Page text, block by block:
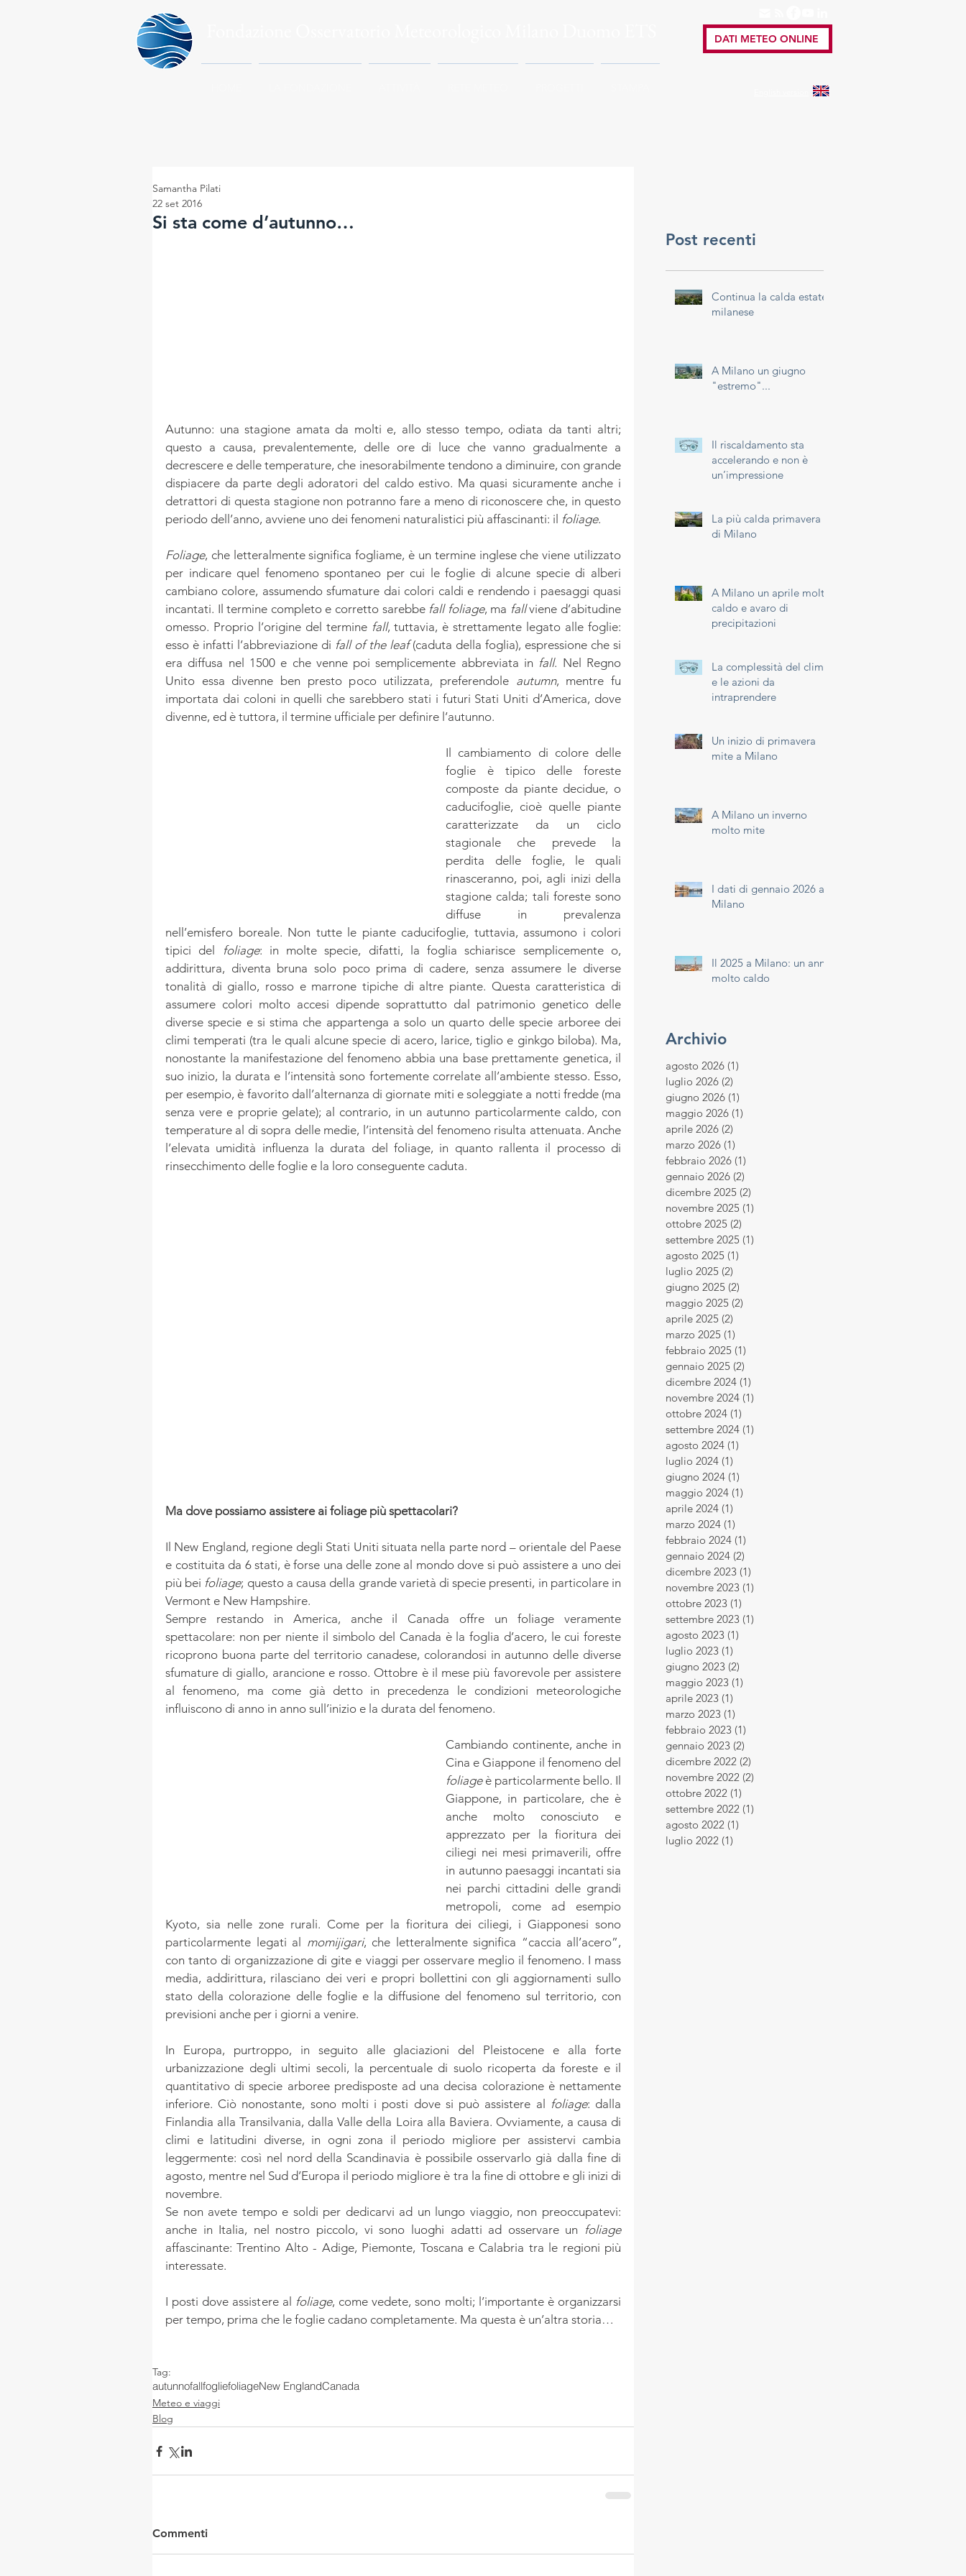
DATI METEO ONLINE
Si sta come d’autunno…
Samantha Pilati
22 set 2016
Autunno: una stagione amata da molti e, allo stesso tempo, odiata da tanti altri;
questo a causa, prevalentemente, delle ore di luce che vanno gradualmente a
decrescere e delle temperature, che inesorabilmente tendono a diminuire, con grande
dispiacere da parte degli adoratori del caldo estivo. Ma quasi sicuramente anche i
detrattori di questa stagione non potranno fare a meno di riconoscere che, in questo
periodo dell’anno, avviene uno dei fenomeni naturalistici più affascinanti: il foliage.
Foliage, che letteralmente significa fogliame, è un termine inglese che viene utilizzato
per indicare quel fenomeno spontaneo per cui le foglie di alcune specie di alberi
cambiano colore, assumendo sfumature dai colori caldi e rendendo i paesaggi quasi
incantati. Il termine completo e corretto sarebbe fall foliage, ma fall viene d’abitudine
omesso. Proprio l’origine del termine fall, tuttavia, è strettamente legato alle foglie:
esso è infatti l’abbreviazione di fall of the leaf (caduta della foglia), espressione che si
era diffusa nel 1500 e che venne poi semplicemente abbreviata in fall. Nel Regno
Unito essa divenne ben presto poco utilizzata, preferendole autumn, mentre fu
importata dai coloni in quelli che sarebbero stati i futuri Stati Uniti d’America, dove
divenne, ed è tuttora, il termine ufficiale per definire l’autunno.
Il cambiamento di colore delle
foglie è tipico delle foreste
composte da piante decidue, o
caducifoglie, cioè quelle piante
caratterizzate da un ciclo
stagionale che prevede la
perdita delle foglie, le quali
rinasceranno, poi, agli inizi della
stagione calda; tali foreste sono
diffuse in prevalenza
nell’emisfero boreale. Non tutte le piante caducifoglie, tuttavia, assumono i colori
tipici del
foliage: in molte specie, difatti, la foglia schiarisce semplicemente o,
addirittura, diventa bruna solo poco prima di cadere, senza assumere le diverse
tonalità di giallo, rosso e marrone tipiche di altre piante. Questa caratteristica di
assumere colori molto accesi dipende soprattutto dal patrimonio genetico delle
diverse specie e si stima che appartenga a solo un quarto delle specie arboree dei
climi temperati (tra le quali alcune specie di acero, larice, tiglio e ginkgo biloba). Ma,
nonostante la manifestazione del fenomeno abbia una base prettamente genetica, il
suo inizio, la durata e l’intensità sono fortemente correlate all’ambiente stesso. Esso,
per esempio, è favorito dall’alternanza di giornate miti e soleggiate a notti fredde (ma
senza vere e proprie gelate); al contrario, in un autunno particolarmente caldo, con
temperature al di sopra delle medie, l’intensità del fenomeno risulta attenuata. Anche
l’elevata umidità influenza la durata del foliage, in quanto rallenta il processo di
rinsecchimento delle foglie e la loro conseguente caduta.
Ma dove possiamo assistere ai foliage più spettacolari?
Il New England, regione degli Stati Uniti situata nella parte nord – orientale del Paese
e costituita da 6 stati, è forse una delle zone al mondo dove si può assistere a uno dei
più bei foliage; questo a causa della grande varietà di specie presenti, in particolare in
Vermont e New Hampshire.
Sempre restando in America, anche il Canada offre un foliage veramente
spettacolare: non per niente il simbolo del Canada è la foglia d’acero, le cui foreste
ricoprono buona parte del territorio canadese, colorandosi in autunno delle diverse
sfumature di giallo, arancione e rosso. Ottobre è il mese più favorevole per assistere
al fenomeno, ma come già detto in precedenza le condizioni meteorologiche
influiscono di anno in anno sull’inizio e la durata del fenomeno.
Cambiando continente, anche in
foliage è particolarmente bello. Il
Giappone, in particolare, che è
anche molto conosciuto e
apprezzato per la fioritura dei
ciliegi nei mesi primaverili, offre
in autunno paesaggi incantati sia
nei parchi cittadini delle grandi
metropoli, come ad esempio
Kyoto, sia nelle zone rurali. Come per la fioritura dei ciliegi, i Giapponesi sono
particolarmente legati al momijigari, che letteralmente significa “caccia all’acero”,
con tanto di organizzazione di gite e viaggi per osservare meglio il fenomeno. I mass
media, addirittura, rilasciano dei veri e propri bollettini con gli aggiornamenti sullo
stato della colorazione delle foglie e la diffusione del fenomeno sul territorio, con
previsioni anche per i giorni a venire.
In Europa, purtroppo, in seguito alle glaciazioni del Pleistocene e alla forte
urbanizzazione degli ultimi secoli, la percentuale di suolo ricoperta da foreste e il
quantitativo di specie arboree predisposte ad una decisa colorazione è nettamente
inferiore. Ciò nonostante, sono molti i posti dove si può assistere al
foliage: dalla
Finlandia alla Transilvania, dalla Valle della Loira alla Baviera. Ovviamente, a causa di
climi e latitudini diverse, in ogni zona il periodo migliore per assistervi cambia
leggermente: così nel nord della Scandinavia è possibile osservarlo già dalla fine di
agosto, mentre nel Sud d’Europa il periodo migliore è tra la fine di ottobre e gli inizi di
novembre.
Se non avete tempo e soldi per dedicarvi ad un lungo viaggio, non preoccupatevi:
anche in Italia, nel nostro piccolo, vi sono luoghi adatti ad osservare un foliage
affascinante: Trentino Alto - Adige, Piemonte, Toscana e Calabria tra le regioni più
interessate.
I posti dove assistere al foliage, come vedete, sono molti; l’importante è organizzarsi
per tempo, prima che le foglie cadano completamente. Ma questa è un’altra storia…
Tag:
autunnofallfogliefoliageNew EnglandCanada
Meteo e viaggi
Blog
Commenti
Post recenti
Continua la calda estate
milanese
A Milano un giugno
"estremo"...
Il riscaldamento sta
accelerando e non è
un’impressione
La più calda primavera
di Milano
A Milano un aprile molto
caldo e avaro di
precipitazioni
La complessità del clima
e le azioni da
intraprendere
Un inizio di primavera
mite a Milano
A Milano un inverno
molto mite
I dati di gennaio 2026 a
Milano
Il 2025 a Milano: un anno
molto caldo
Archivio
agosto 2026 (1)
luglio 2026 (2)
giugno 2026 (1)
maggio 2026 (1)
aprile 2026 (2)
marzo 2026 (1)
febbraio 2026 (1)
gennaio 2026 (2)
dicembre 2025 (2)
novembre 2025 (1)
ottobre 2025 (2)
settembre 2025 (1)
agosto 2025 (1)
luglio 2025 (2)
giugno 2025 (2)
maggio 2025 (2)
aprile 2025 (2)
marzo 2025 (1)
febbraio 2025 (1)
gennaio 2025 (2)
dicembre 2024 (1)
novembre 2024 (1)
ottobre 2024 (1)
settembre 2024 (1)
agosto 2024 (1)
luglio 2024 (1)
giugno 2024 (1)
maggio 2024 (1)
aprile 2024 (1)
marzo 2024 (1)
febbraio 2024 (1)
gennaio 2024 (2)
dicembre 2023 (1)
novembre 2023 (1)
ottobre 2023 (1)
settembre 2023 (1)
agosto 2023 (1)
luglio 2023 (1)
giugno 2023 (2)
maggio 2023 (1)
aprile 2023 (1)
marzo 2023 (1)
febbraio 2023 (1)
gennaio 2023 (2)
dicembre 2022 (2)
novembre 2022 (2)
ottobre 2022 (1)
settembre 2022 (1)
agosto 2022 (1)
luglio 2022 (1)